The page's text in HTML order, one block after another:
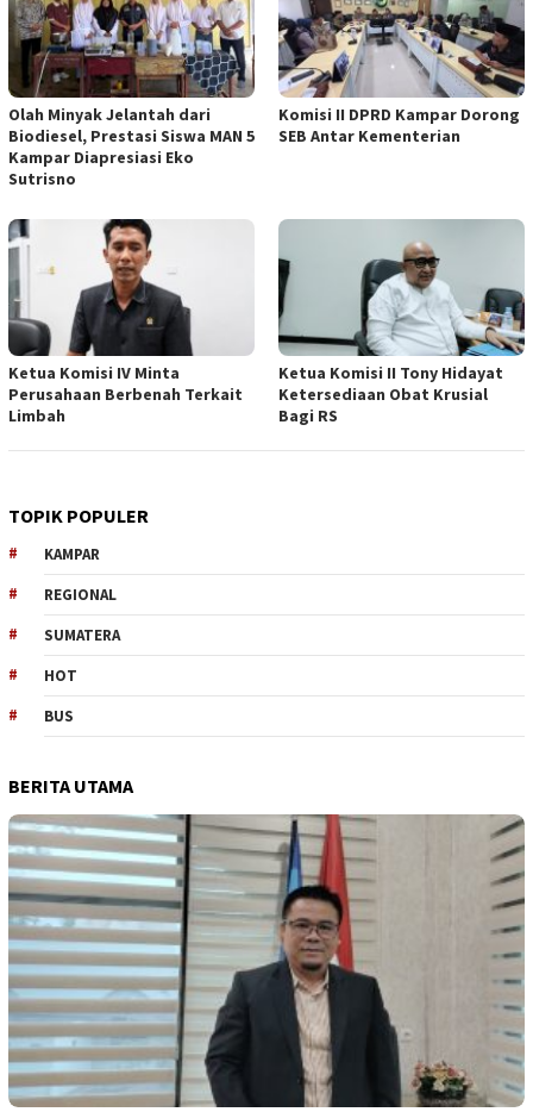
Olah Minyak Jelantah dari
Biodiesel, Prestasi Siswa MAN 5
Kampar Diapresiasi Eko
Sutrisno
Komisi II DPRD Kampar Dorong
SEB Antar Kementerian
Ketua Komisi IV Minta
Perusahaan Berbenah Terkait
Limbah
Ketua Komisi II Tony Hidayat
Ketersediaan Obat Krusial
Bagi RS
TOPIK POPULER
KAMPAR
REGIONAL
SUMATERA
HOT
BUS
BERITA UTAMA